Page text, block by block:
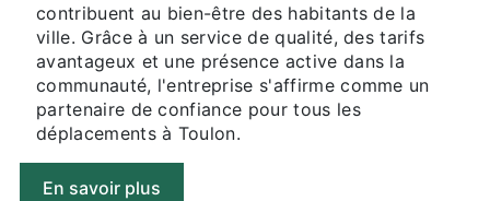
contribuent au bien-être des habitants de la
ville. Grâce à un service de qualité, des tarifs
avantageux et une présence active dans la
communauté, l'entreprise s'affirme comme un
partenaire de confiance pour tous les
déplacements à Toulon.
En savoir plus